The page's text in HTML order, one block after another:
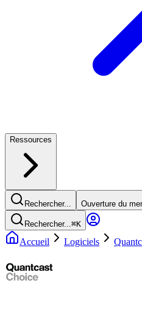
Ressources
Rechercher... Ouverture du
Rechercher...⌘K
Accueil Logiciels